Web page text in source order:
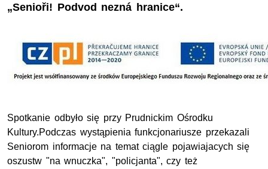
„Senioři! Podvod nezná hranice“.
Spotkanie odbyło się przy Prudnickim Ośrodku
Kultury.Podczas wystąpienia funkcjonariusze przekazali
Seniorom informacje na temat ciągle pojawiajacych się
oszustw "na wnuczka", "policjanta", czy też